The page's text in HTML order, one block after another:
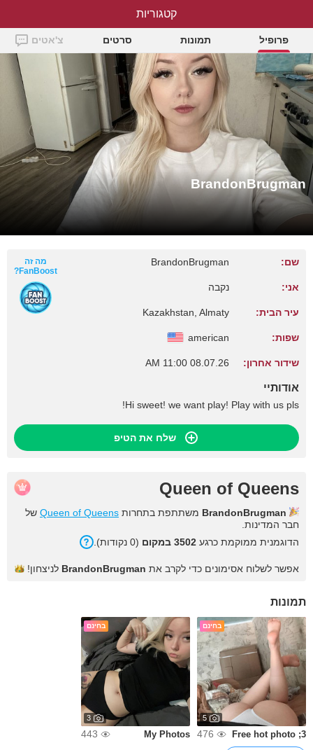
BrandonBrugman
פרופיל תמונות סרטים צ'אטים
BrandonBrugman
שם: BrandonBrugman
אני: נקבה
עיר הבית: Kazakhstan, Almaty
שפות: american
שידור אחרון: 08.07.26 11:00 AM
מה זה
FanBoost?
אודותיי
Hi sweet! we want play! Play with us pls!
שלח את הטיפ
Queen of Queens
BrandonBrugman משתתפת בתחרות Queen of Queens של
חבר המדינות.
הדוגמנית ממוקמת כרגע 3502 במקום (0 נקודות).
אפשר לשלוח אסימונים כדי לקרב את BrandonBrugman לניצחון!
תמונות
בחינם
5
Free hot photo ;3
476
בחינם
3
My Photos
443
קטגוריות